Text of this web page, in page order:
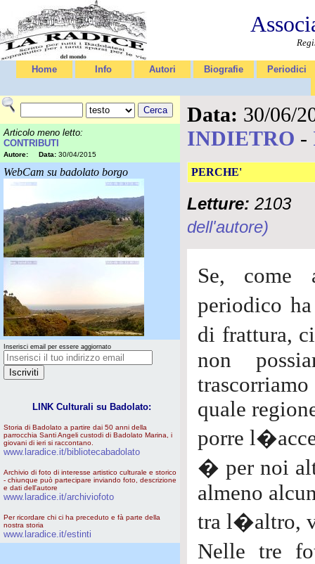
Home Info Autori Biografie Periodici
Articolo meno letto:
CONTRIBUTI
Autore: Data: 30/04/2015
WebCam su badolato borgo
Inserisci email per essere aggiornato
LINK Culturali su Badolato:
Storia di Badolato a partire dai 50 anni della
parrocchia Santi Angeli custodi di Badolato Marina, i
giovani di ieri si raccontano.
www.laradice.it/bibliotecabadolato
Archivio di foto di interesse artistico culturale e storico
- chiunque può partecipare inviando foto, descrizione
e dati dell'autore
www.laradice.it/archiviofoto
Per ricordare chi ci ha preceduto e fà parte della
nostra storia
www.laradice.it/estinti
Data: 30/06/
INDIETRO -
PERCHE'
Letture: 2103
dell'autore)
Se, come
periodico
di frattura,
non
quale
porre
� per noi
almeno
tra l�altro,
Nelle tre